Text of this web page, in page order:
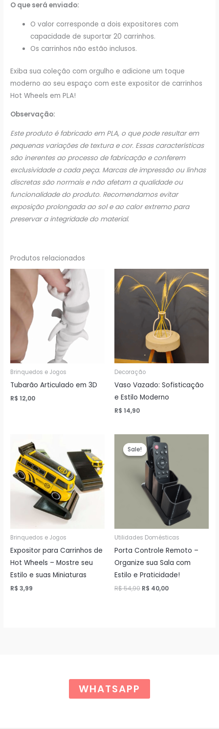
O que será enviado:
O valor corresponde a dois expositores com
capacidade de suportar 20 carrinhos.
Os carrinhos não estão inclusos.
Exiba sua coleção com orgulho e adicione um toque
moderno ao seu espaço com este expositor de carrinhos
Hot Wheels em PLA!
Observação:
Este produto é fabricado em PLA, o que pode resultar em
pequenas variações de textura e cor. Essas características
são inerentes ao processo de fabricação e conferem
exclusividade a cada peça. Marcas de impressão ou linhas
discretas são normais e não afetam a qualidade ou
funcionalidade do produto. Recomendamos evitar
exposição prolongada ao sol e ao calor extremo para
preservar a integridade do material.
Produtos relacionados
Brinquedos e Jogos
Tubarão Articulado em 3D
R$ 12,00
Decoração
Vaso Vazado: Sofisticação
e Estilo Moderno
R$ 14,90
Brinquedos e Jogos
Expositor para Carrinhos de
Hot Wheels – Mostre seu
Estilo e suas Miniaturas
R$ 3,99
Sale!
Sale!
Utilidades Domésticas
Porta Controle Remoto –
Organize sua Sala com
Estilo e Praticidade!
R$54,90 O
R$ 40,00O
WHATSAPP